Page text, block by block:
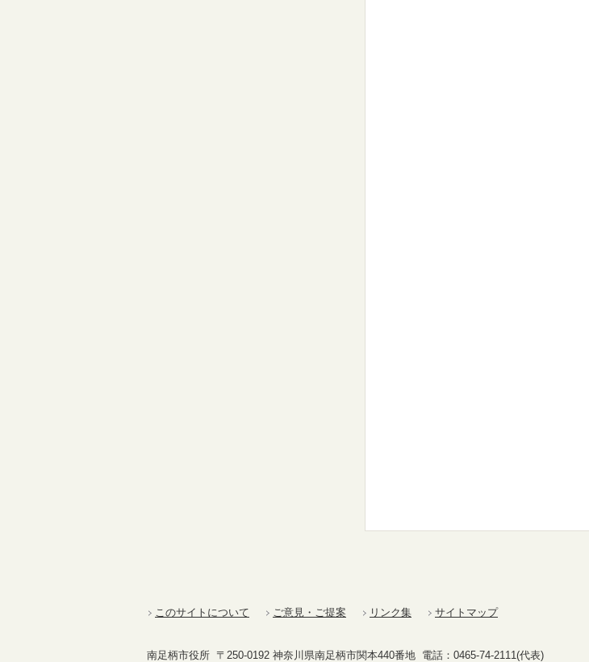
このサイトについて ご意見・ご提案 リンク集 サイトマップ
南足柄市役所 〒250-0192 神奈川県南足柄市関本440番地 電話：0465-74-2111(代表)